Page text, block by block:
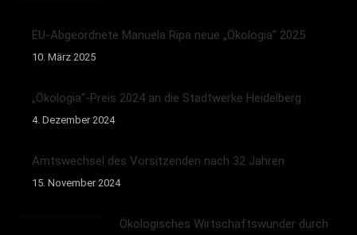
EU-Abgeordnete Manuela Ripa neue „Ökologia“ 2025
10. März 2025
„Ökologia“-Preis 2024 an die Stadtwerke Heidelberg
4. Dezember 2024
Amtswechsel des Vorsitzenden nach 32 Jahren
15. November 2024
Ökologisches Wirtschaftswunder durch